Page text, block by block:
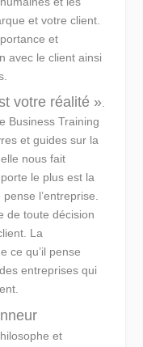
et votre client.
et
avec le client ainsi
votre réalité ».
Business Training
et guides sur la
nous fait
le plus est la
l’entreprise.
de toute décision
La
ce qu’il pense
entreprises qui
et